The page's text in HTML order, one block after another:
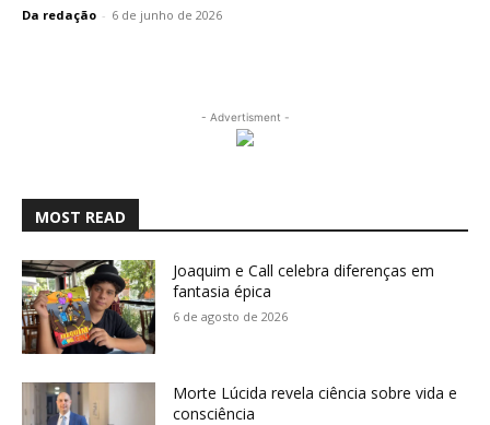
Da redação - 6 de junho de 2026
- Advertisment -
MOST READ
Joaquim e Call celebra diferenças em
fantasia épica
6 de agosto de 2026
Morte Lúcida revela ciência sobre vida e
consciência